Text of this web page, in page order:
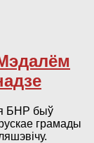
БНР быў
грамады